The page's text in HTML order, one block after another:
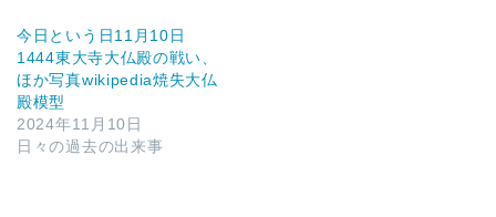
今日という日11月10日
1444東大寺大仏殿の戦い、
ほか写真wikipedia焼失大仏
殿模型
2024年11月10日
日々の過去の出来事